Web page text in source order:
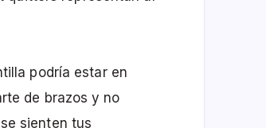
podría estar en
de brazos y no
sienten tus